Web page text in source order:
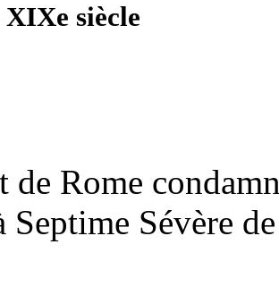
siècle
de Rome
Septime Sévère